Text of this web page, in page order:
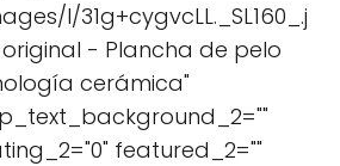
I/31g+cygvcLL._SL160_.j
- Plancha de pelo
cerámica"
featured_2=""